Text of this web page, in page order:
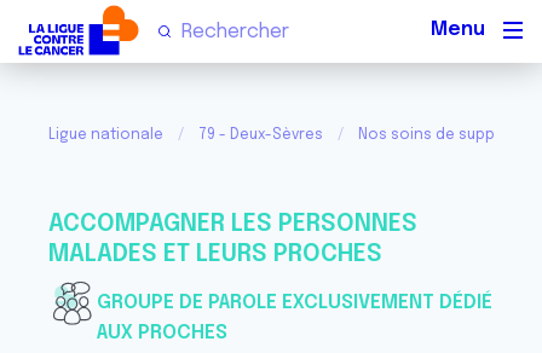
Ligue nationale 79 - Deux-Sèvres Nos soins de support
ACCOMPAGNER LES PERSONNES
MALADES ET LEURS PROCHES
GROUPE DE PAROLE EXCLUSIVEMENT DÉDIÉ
AUX PROCHES